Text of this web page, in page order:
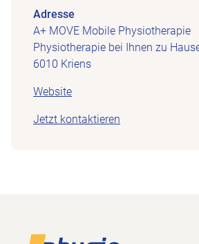
Adresse
A+ MOVE Mobile Physiotherapie
Physiotherapie bei Ihnen zu
6010 Kriens
Website
Jetzt kontaktieren
Footer